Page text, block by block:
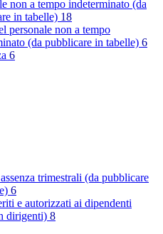
non a tempo indeterminato (da
in tabelle) 18
personale non a tempo
(da pubblicare in tabelle) 6
6
trimestrali (da pubblicare
6
e autorizzati ai dipendenti
dirigenti) 8